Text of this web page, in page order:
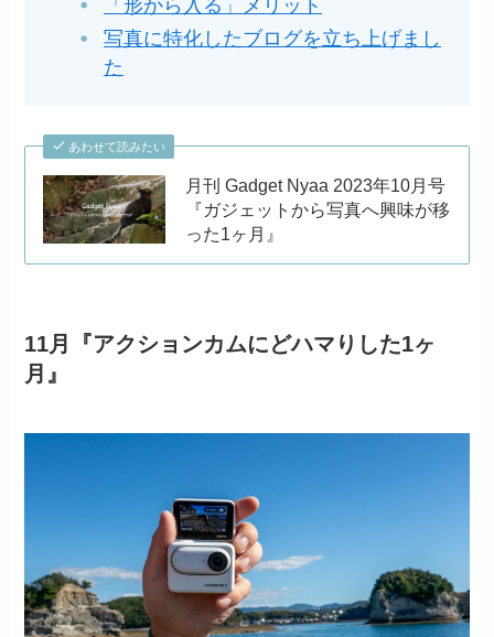
「形から入る」メリット
写真に特化したブログを立ち上げまし
た
あわせて読みたい
月刊 Gadget Nyaa 2023年10月号
『ガジェットから写真へ興味が移
った1ヶ月』
11月『アクションカムにどハマりした1ヶ
月』